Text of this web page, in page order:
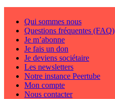
Qui sommes nous
Questions fréquentes (FAQ)
Je m’abonne
Je fais un don
Je deviens sociétaire
Les newsletters
Notre instance Peertube
Mon compte
Nous contacter